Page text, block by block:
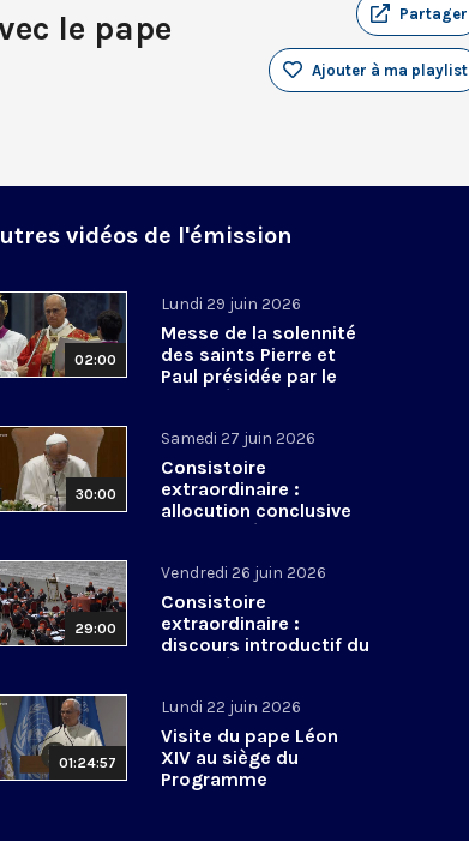
le pape
Partager
Ajouter à ma playlist
vidéos de l'émission
02:00
Lundi 29 juin 2026
Messe de la solennité
des saints Pierre et
Paul présidée par le
pape Léon XIV - 29 juin
30:00
Samedi 27 juin 2026
Consistoire
extraordinaire :
allocution conclusive
du pape Léon XIV et Te
29:00
Vendredi 26 juin 2026
Consistoire
extraordinaire :
discours introductif du
pape Léon XIV - 26 juin
01:24:57
Lundi 22 juin 2026
Visite du pape Léon
XIV au siège du
Programme